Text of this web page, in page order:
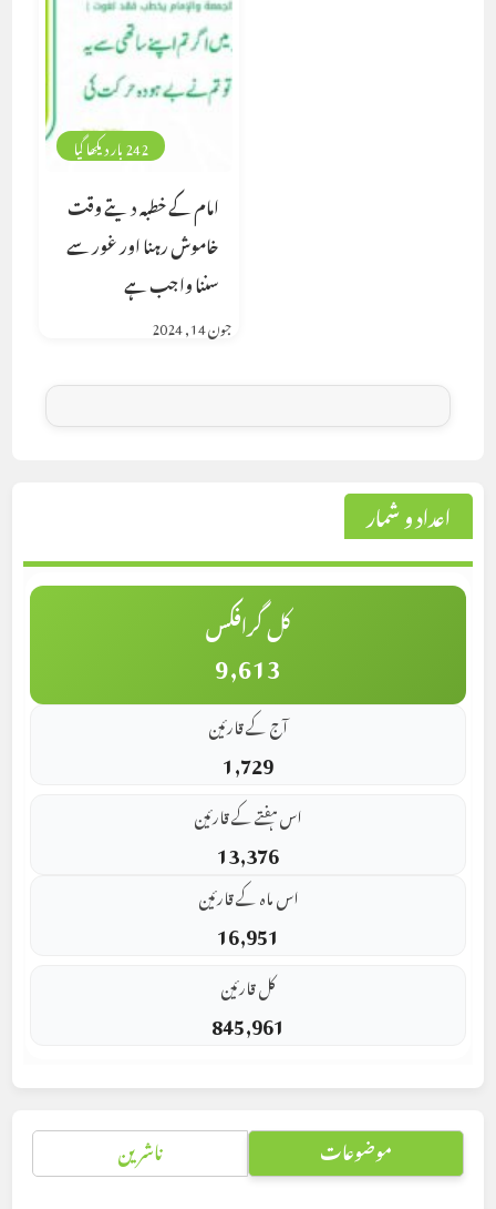
242 بار دیکھا گیا
امام کے خطبہ دیتے وقت
خاموش رہنا اور غور سے
سننا واجب ہے
جون 14, 2024
اعداد و شمار
کل گرافکس
9,613
آج کے قارئین
1,729
اس ہفتے کے قارئین
13,376
اس ماہ کے قارئین
16,951
کل قارئین
845,961
موضوعات ناشرین